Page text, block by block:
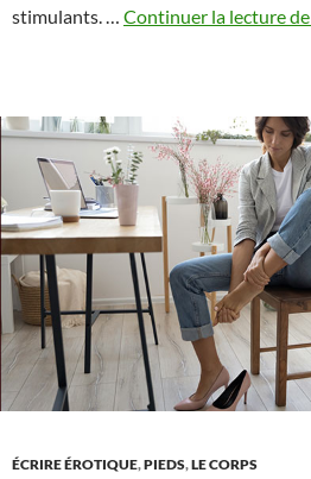
stimulants. … Continuer la lecture de
ÉCRIRE ÉROTIQUE,PIEDS,LE CORPS